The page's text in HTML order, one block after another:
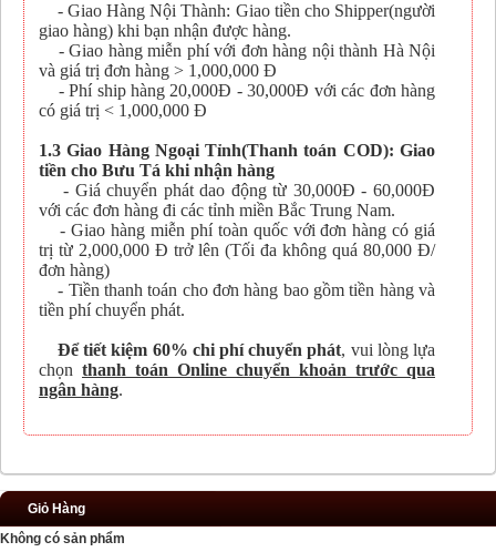
- Giao Hàng Nội Thành: Giao tiền cho Shipper(người
giao hàng) khi bạn nhận được hàng.
- Giao hàng miễn phí với đơn hàng nội thành Hà Nội
và giá trị đơn hàng > 1,000,000 Đ
- Phí ship hàng 20,000Đ - 30,000Đ với các đơn hàng
có giá trị < 1,000,000 Đ
1.3 Giao Hàng Ngoại Tỉnh(Thanh toán COD): Giao
tiền cho Bưu Tá khi nhận hàng
- Giá chuyển phát dao động từ 30,000Đ - 60,000Đ
với các đơn hàng đi các tỉnh miền Bắc Trung Nam.
- Giao hàng miễn phí toàn quốc với đơn hàng có giá
trị từ 2,000,000 Đ trở lên (Tối đa không quá 80,000 Đ/
đơn hàng)
- Tiền thanh toán cho đơn hàng bao gồm tiền hàng và
tiền phí chuyển phát.
Để tiết kiệm 60% chi phí chuyển phát, vui lòng lựa
chọn thanh toán Online chuyển khoản trước qua
ngân hàng.
Giỏ Hàng
Không có sản phẩm